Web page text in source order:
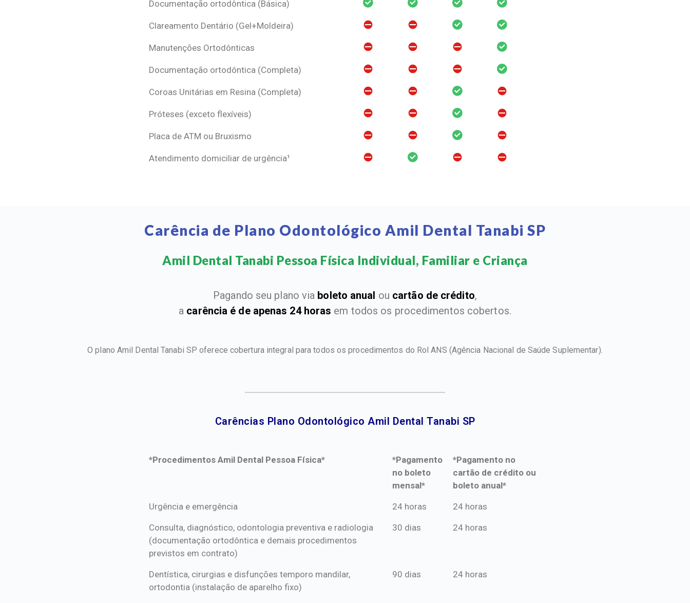
Documentação ortodôntica (Básica)
Clareamento Dentário (Gel+Moldeira)
Manutenções Ortodônticas
Documentação ortodôntica (Completa)
Coroas Unitárias em Resina (Completa)
Próteses (exceto flexíveis)
Placa de ATM ou Bruxismo
Atendimento domiciliar de urgência¹
Carência de Plano Odontológico Amil Dental Tanabi SP
Amil Dental Tanabi Pessoa Física Individual, Familiar e Criança​
Pagando seu plano via boleto anual ou cartão de crédito,
a carência é de apenas 24 horas em todos os procedimentos cobertos.
O plano Amil Dental Tanabi SP oferece cobertura integral para todos os procedimentos do Rol ANS (Agência Nacional de Saúde Suplementar).
Carências Plano Odontológico Amil Dental Tanabi SP​
*Procedimentos Amil Dental Pessoa Física*
*Pagamento
no boleto
mensal*
*Pagamento no
cartão de crédito ou
boleto anual*
*Procedimentos Amil Dental Pessoa Física*
*Pagamento
mensal*
*Pagamento no
boleto anual*
Urgência e emergência 24 horas 24 horas
Consulta, diagnóstico, odontologia preventiva e radiologia
(documentação ortodôntica e demais procedimentos
previstos em contrato)
30 dias 24 horas
Dentística, cirurgias e disfunções temporo mandilar,
ortodontia (instalação de aparelho fixo)
90 dias 24 horas